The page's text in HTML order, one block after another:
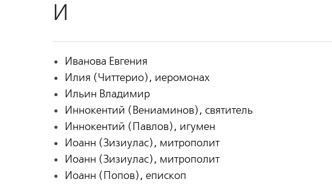
И
Иванова Евгения
Илия (Читтерио), иеромонах
Ильин Владимир
Иннокентий (Вениаминов), святитель
Иннокентий (Павлов), игумен
Иоанн (Зизиулас), митрополит
Иоанн (Зизиулас), митрополит
Иоанн (Попов), епископ